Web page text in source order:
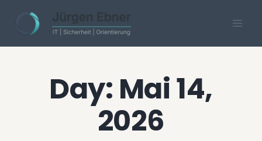
content
Day: Mai 14,
2026